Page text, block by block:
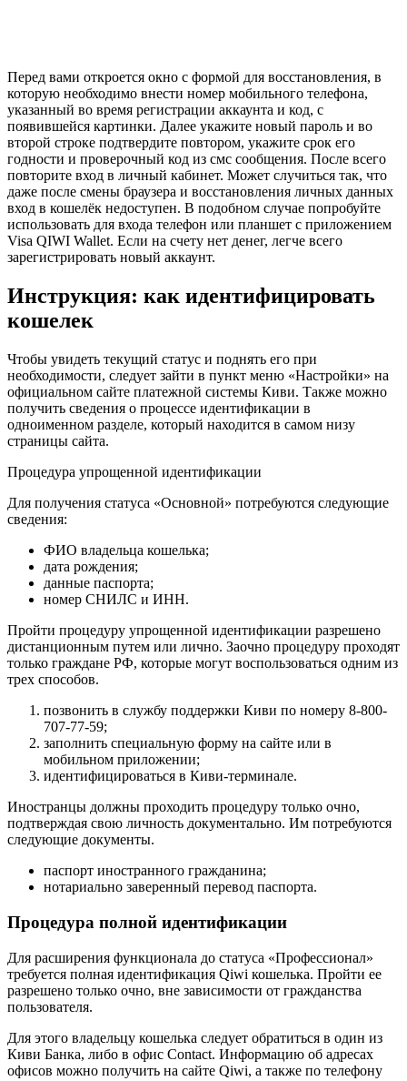
Перед вами откроется окно с формой для восстановления, в
которую необходимо внести номер мобильного телефона,
указанный во время регистрации аккаунта и код, с
появившейся картинки. Далее укажите новый пароль и во
второй строке подтвердите повтором, укажите срок его
годности и проверочный код из смс сообщения. После всего
повторите вход в личный кабинет. Может случиться так, что
даже после смены браузера и восстановления личных данных
вход в кошелёк недоступен. В подобном случае попробуйте
использовать для входа телефон или планшет с приложением
Visa QIWI Wallet. Если на счету нет денег, легче всего
зарегистрировать новый аккаунт.
Инструкция: как идентифицировать
кошелек
Чтобы увидеть текущий статус и поднять его при
необходимости, следует зайти в пункт меню «Настройки» на
официальном сайте платежной системы Киви. Также можно
получить сведения о процессе идентификации в
одноименном разделе, который находится в самом низу
страницы сайта.
Процедура упрощенной идентификации
Для получения статуса «Основной» потребуются следующие
сведения:
ФИО владельца кошелька;
дата рождения;
данные паспорта;
номер СНИЛС и ИНН.
Пройти процедуру упрощенной идентификации разрешено
дистанционным путем или лично. Заочно процедуру проходят
только граждане РФ, которые могут воспользоваться одним из
трех способов.
позвонить в службу поддержки Киви по номеру 8-800-
707-77-59;
заполнить специальную форму на сайте или в
мобильном приложении;
идентифицироваться в Киви-терминале.
Иностранцы должны проходить процедуру только очно,
подтверждая свою личность документально. Им потребуются
следующие документы.
паспорт иностранного гражданина;
нотариально заверенный перевод паспорта.
Процедура полной идентификации
Для расширения функционала до статуса «Профессионал»
требуется полная идентификация Qiwi кошелька. Пройти ее
разрешено только очно, вне зависимости от гражданства
пользователя.
Для этого владельцу кошелька следует обратиться в один из
Киви Банка, либо в офис Contact. Информацию об адресах
офисов можно получить на сайте Qiwi, а также по телефону